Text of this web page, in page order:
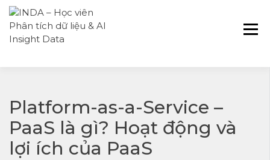
liệu & AI chuyên sâu cho ngành ngân
hàng – bảo hiểm – chứng khoán và
Platform-as-a-Service –
PaaS là gì? Hoạt động và
lợi ích của PaaS